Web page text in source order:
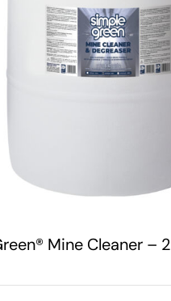
Mine Cleaner –